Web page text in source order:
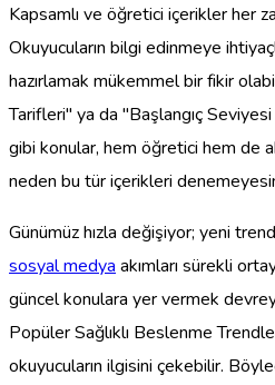
Kapsamlı ve öğretici içerikler her
Okuyucuların bilgi edinmeye
hazırlamak mükemmel bir fikir
Tarifleri" ya da "Başlangıç Seviyesi
gibi konular, hem öğretici hem de
neden bu tür içerikleri
Günümüz hızla değişiyor; yeni
sosyal medya akımları sürekli
güncel konulara yer vermek
Popüler Sağlıklı Beslenme
okuyucuların ilgisini çekebilir.